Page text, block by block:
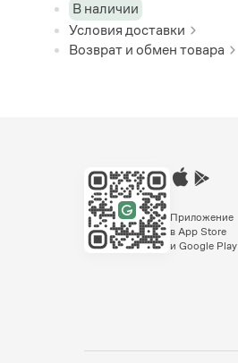
В наличии
Условия доставки
Возврат и обмен товара
Приложение
в App Store
и Google Play